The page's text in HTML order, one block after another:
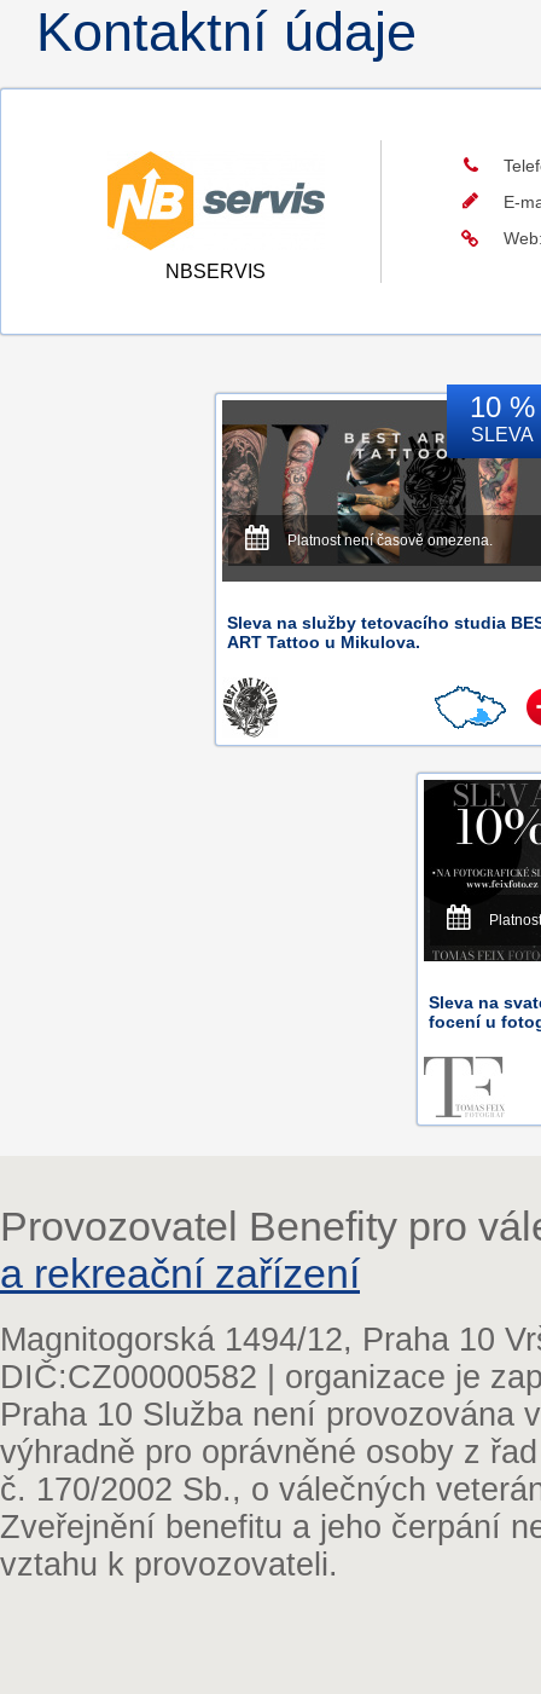
Kontaktní údaje
NBSERVIS
E-
10 %
SLEVA
Platnost není časově omezena.
Sleva na služby tetovacího studia
ART Tattoo u Mikulova.
Sleva na
focení u
Provozovatel Benefity pro
a rekreační zařízení
Magnitogorská 1494/12, Praha 10
DIČ:CZ00000582 | organizace je
Praha 10 Služba není provozována
výhradně pro oprávněné osoby z
č. 170/2002 Sb., o válečných
Zveřejnění benefitu a jeho čerpání
vztahu k provozovateli.